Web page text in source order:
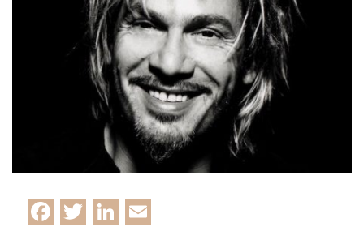
Facebook
Twitter
LinkedIn